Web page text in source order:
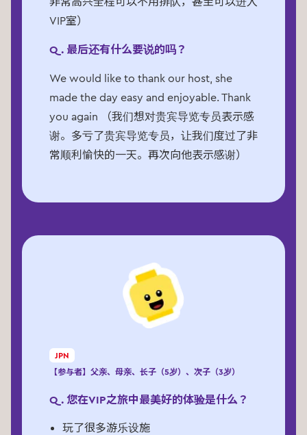
VIP室）
Q. 最后还有什么要说的吗？
We would like to thank our host, she
made the day easy and enjoyable. Thank
you again （我们想对贵宾导览专员表示感
谢。多亏了贵宾导览专员，让我们度过了非
常顺利愉快的一天。再次向他表示感谢）
JPN
【参与者】父亲、母亲、长子（5岁）、次子（3岁）
Q. 您在VIP之旅中最美好的体验是什么？
玩了很多游乐设施